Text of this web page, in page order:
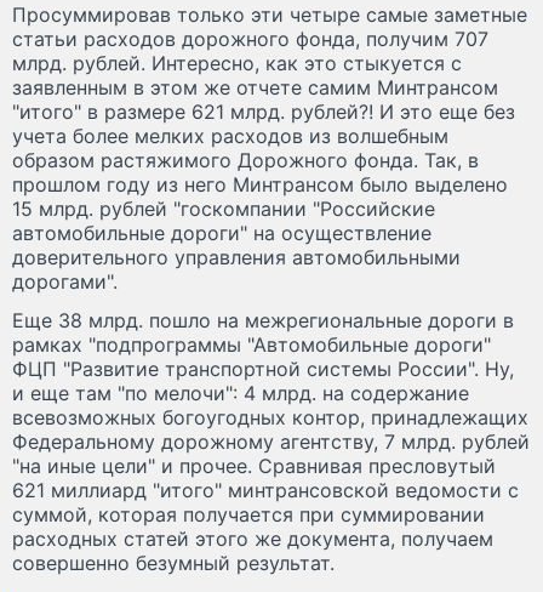
Просуммировав только эти четыре самые заметные
статьи расходов дорожного фонда, получим 707
млрд. рублей. Интересно, как это стыкуется с
заявленным в этом же отчете самим Минтрансом
"итого" в размере 621 млрд. рублей?! И это еще без
учета более мелких расходов из волшебным
образом растяжимого Дорожного фонда. Так, в
прошлом году из него Минтрансом было выделено
15 млрд. рублей "госкомпании "Российские
автомобильные дороги" на осуществление
доверительного управления автомобильными
дорогами".
Еще 38 млрд. пошло на межрегиональные дороги в
рамках "подпрограммы "Автомобильные дороги"
ФЦП "Развитие транспортной системы России". Ну,
и еще там "по мелочи": 4 млрд. на содержание
всевозможных богоугодных контор, принадлежащих
Федеральному дорожному агентству, 7 млрд. рублей
"на иные цели" и прочее. Сравнивая пресловутый
621 миллиард "итого" минтрансовской ведомости с
суммой, которая получается при суммировании
расходных статей этого же документа, получаем
совершенно безумный результат.